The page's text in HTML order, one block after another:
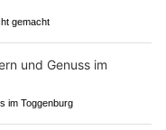
gemacht
im Toggenburg